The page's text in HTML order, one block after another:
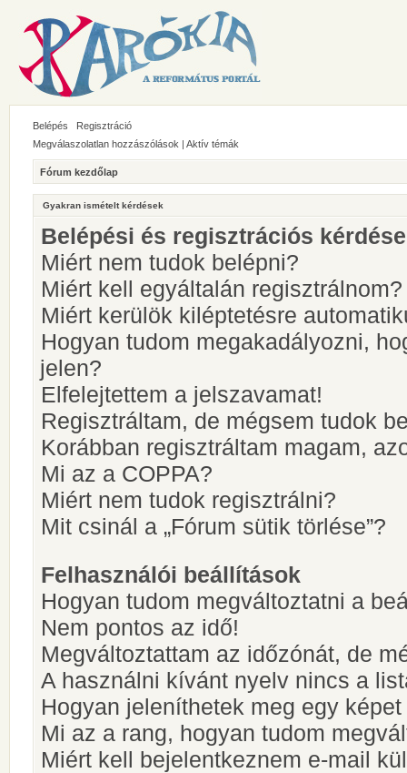
Belépés
Regisztráció
Megválaszolatlan hozzászólások | Aktív témák
Fórum kezdőlap
Gyakran ismételt kérdések
Belépési és regisztrációs
Miért nem tudok belépni?
Miért kell egyáltalán regisztrálnom?
Miért kerülök kiléptetésre
Hogyan tudom megakadályozni,
jelen?
Elfelejtettem a jelszavamat!
Regisztráltam, de mégsem tudok
Korábban regisztráltam magam,
Mi az a COPPA?
Miért nem tudok regisztrálni?
Mit csinál a „Fórum sütik törlése”?
Felhasználói beállítások
Hogyan tudom megváltoztatni a
Nem pontos az idő!
Megváltoztattam az időzónát, de
A használni kívánt nyelv nincs a
Hogyan jeleníthetek meg egy
Mi az a rang, hogyan tudom
Miért kell bejelentkeznem e-mail